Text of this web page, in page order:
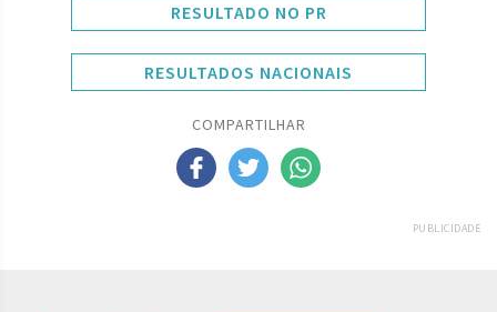
RESULTADO NO PR
RESULTADOS NACIONAIS
COMPARTILHAR
PUBLICIDADE